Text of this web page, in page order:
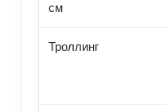
см
Троллинг